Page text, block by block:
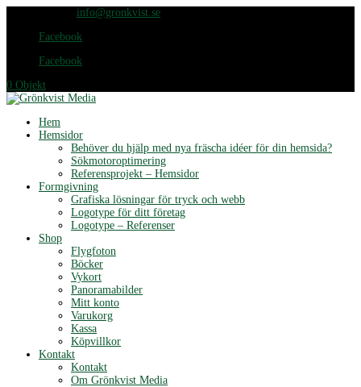
info@gronkvist.se
Facebook
Facebook
0 Objekt
Hem
Hemsidor
Behöver du hjälp med nya fräscha idéer för din hemsida?
Sökmotoroptimering
Referensprojekt – Hemsidor
Formgivning
Grafiska lösningar för tryck och webb
Logotype för ditt företag
Logotype – Referenser
Shop
Flygfoton
Böcker
Vykort
Panoramabilder
Mitt konto
Varukorg
Kassa
Köpvillkor
Kontakt
Kontakt
Om Grönkvist Media